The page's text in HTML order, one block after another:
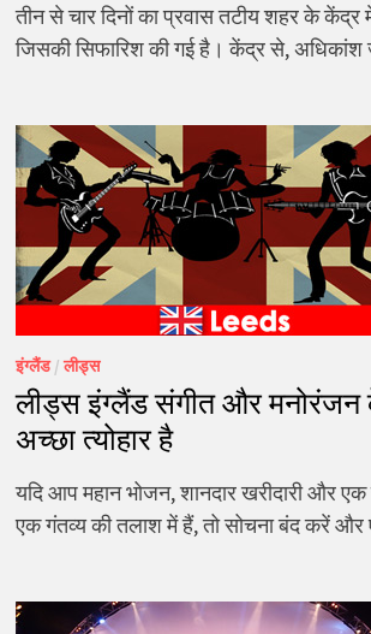
तीन से चार दिनों का प्रवास तटीय शहर के
जिसकी सिफारिश की गई है। केंद्र से,
इंग्लैंड/लीड्स
लीड्स इंग्लैंड संगीत और
अच्छा त्योहार है
यदि आप महान भोजन, शानदार खरीदारी और
एक गंतव्य की तलाश में हैं, तो सोचना बंद करें और